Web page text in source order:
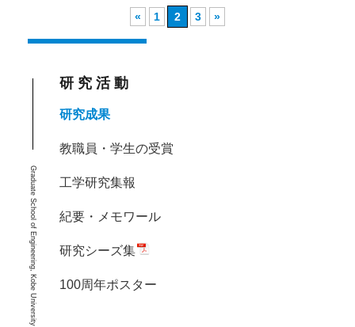
« 1 2 3 »
Graduate School of Engineering, Kobe University
研究活動
研究成果
教職員・学生の受賞
工学研究集報
紀要・メモワール
研究シーズ集
100周年ポスター